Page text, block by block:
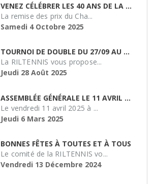
VENEZ CÉLÉBRER LES 40 ANS DE LA RILTENNIS !
La remise des prix du Cha...
Samedi 4 Octobre 2025
TOURNOI DE DOUBLE DU 27/09 AU SMASH 51
La RILTENNIS vous propose...
Jeudi 28 Août 2025
ASSEMBLÉE GÉNÉRALE LE 11 AVRIL 2025 À 19H
Le vendredi 11 avril 2025 à ...
Jeudi 6 Mars 2025
BONNES FÊTES À TOUTES ET À TOUS
Le comité de la RILTENNIS vo...
Vendredi 13 Décembre 2024